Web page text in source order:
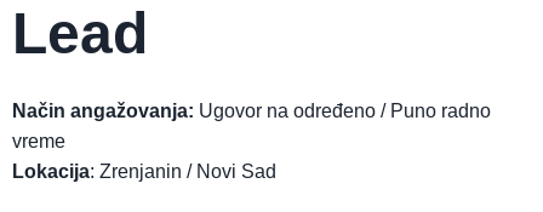
Lead
Način angažovanja: Ugovor na određeno / Puno radno
vreme
Lokacija: Zrenjanin / Novi Sad